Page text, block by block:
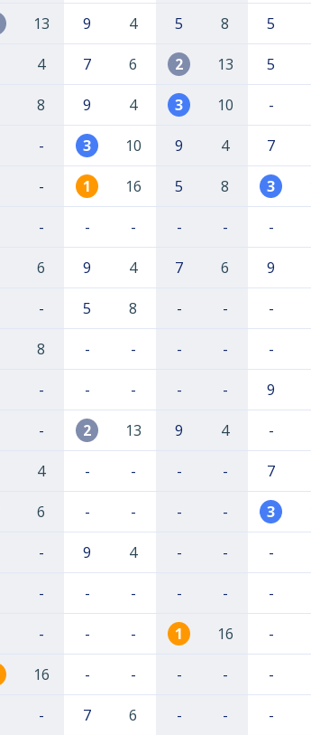
13 9 4 5 8 5
4 7 6 2 13 5
8 9 4 3 10 -
- 3 10 9 4 7
- 1 16 5 8 3
- - - - - -
6 9 4 7 6 9
- 5 8 - - -
8 - - - - -
- - - - - 9
- 2 13 9 4 -
4 - - - - 7
6 - - - - 3
- 9 4 - - -
- - - - - -
- - - 1 16 -
16 - - - - -
- 7 6 - - -